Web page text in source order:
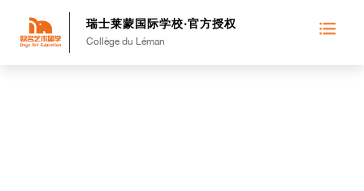
瑞士莱蒙国际学校·官方授权
Collège du Léman